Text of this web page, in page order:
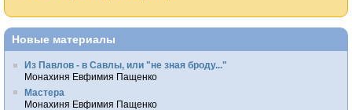
Новые материалы
Из Павлов - в Савлы, или "не зная броду..."
Монахиня Евфимия Пащенко
Мастера
Монахиня Евфимия Пащенко